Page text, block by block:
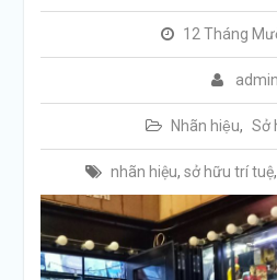
12 Tháng
admin
Nhãn hiệu, Sở
nhãn hiệu,sở hữu trí tuệ